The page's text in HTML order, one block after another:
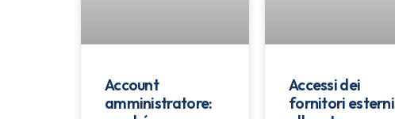
Account
amministratore:
Accessi dei
fornitori esterni